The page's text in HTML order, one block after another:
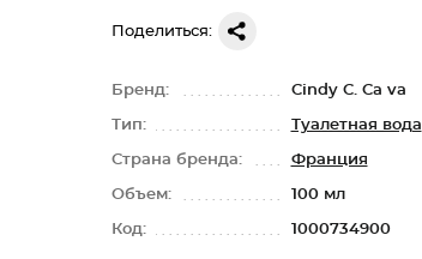
Поделиться:
Бренд: Cindy C. Ca va
Тип: Туалетная вода
Страна бренда: Франция
Объем: 100 мл
Код: 1000734900